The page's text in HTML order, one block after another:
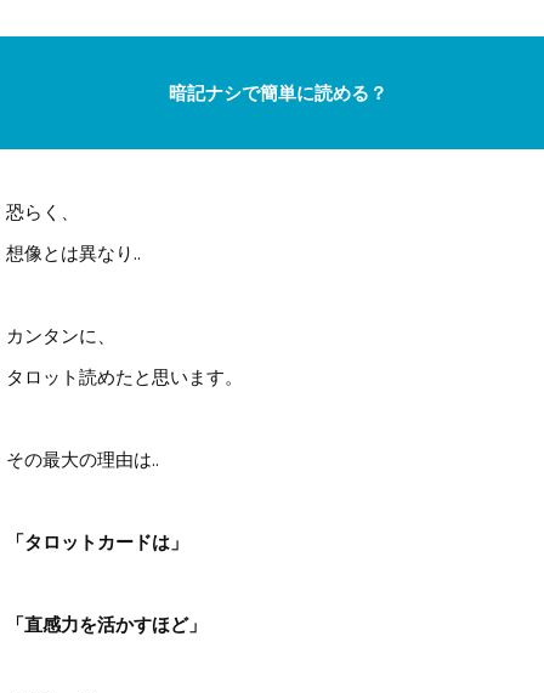
暗記ナシで簡単に読める？
恐らく、
想像とは異なり..
カンタンに、
タロット読めたと思います。
その最大の理由は..
「タロットカードは」
「直感力を活かすほど」